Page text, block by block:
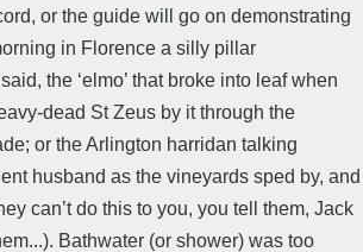
or the guide will go on demonstrating
in Florence a silly pillar
the ‘elmo’ that broke into leaf when
dead St Zeus by it through the
or the Arlington harridan talking
husband as the vineyards sped by, and
can’t do this to you, you tell them, Jack
Bathwater (or shower) was too